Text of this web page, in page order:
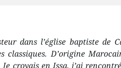
dans l’église baptiste de
classiques. D’origine
croyais en Issa, j’ai